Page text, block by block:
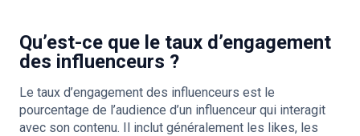
Qu’est-ce que le taux d’engagement
des influenceurs ?
Le taux d’engagement des influenceurs est le
pourcentage de l’audience d’un influenceur qui interagit
avec son contenu. Il inclut généralement les likes, les